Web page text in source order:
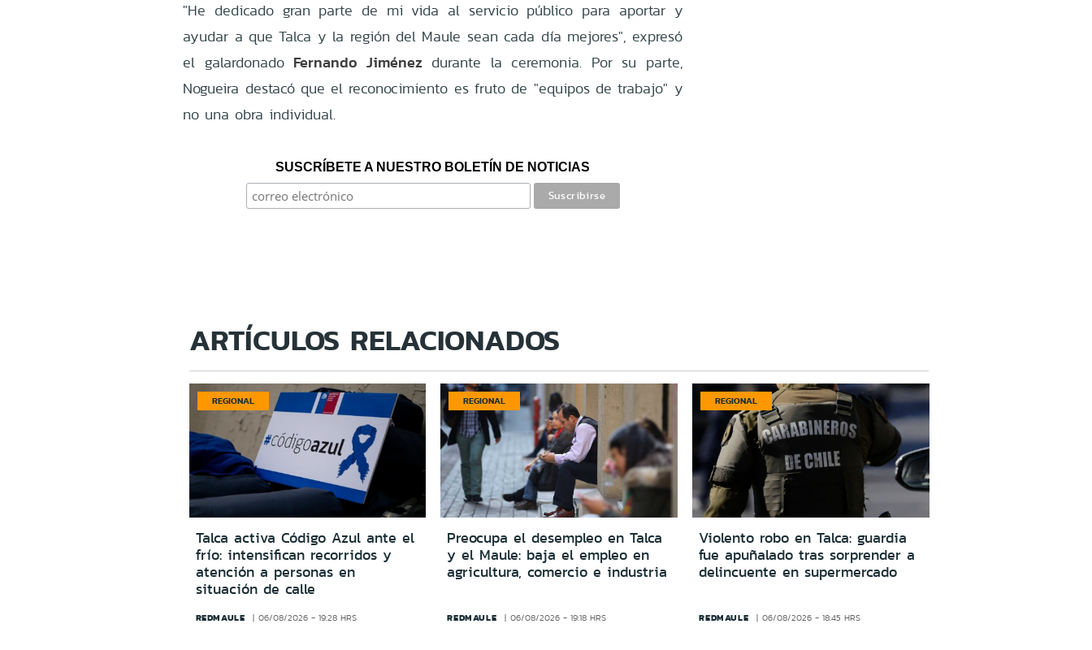
"He dedicado gran parte de mi vida al servicio público para aportar y
ayudar a que Talca y la región del Maule sean cada día mejores", expresó
el galardonado Fernando Jiménezdurante la ceremonia. Por su parte,
Nogueira destacó que el reconocimiento es fruto de "equipos de trabajo" y
no una obra individual.
SUSCRÍBETE A NUESTRO BOLETÍN DE NOTICIAS
ARTÍCULOS RELACIONADOS
REGIONAL
Talca activa Código Azul ante el
frío: intensifican recorridos y
atención a personas en
situación de calle
REDMAULE 06/08/2026 - 19:28 HRS
REGIONAL
Preocupa el desempleo en Talca
y el Maule: baja el empleo en
agricultura, comercio e industria
REDMAULE 06/08/2026 - 19:18 HRS
REGIONAL
Violento robo en Talca: guardia
fue apuñalado tras sorprender a
delincuente en supermercado
REDMAULE 06/08/2026 - 18:45 HRS